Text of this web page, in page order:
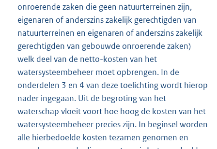
onroerende zaken die geen natuurterreinen zijn,
eigenaren of anderszins zakelijk gerechtigden van
natuurterreinen en eigenaren of anderszins zakelijk
gerechtigden van gebouwde onroerende zaken)
welk deel van de netto-kosten van het
watersysteembeheer moet opbrengen. In de
onderdelen 3 en 4 van deze toelichting wordt hierop
nader ingegaan. Uit de begroting van het
waterschap vloeit voort hoe hoog de kosten van het
watersysteembeheer precies zijn. In beginsel worden
alle hierbedoelde kosten tezamen genomen en